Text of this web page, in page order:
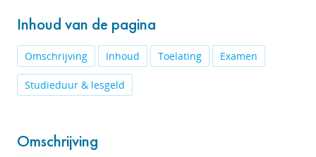
Inhoud van de pagina
Omschrijving Inhoud Toelating Examen
Studieduur & lesgeld
Omschrijving